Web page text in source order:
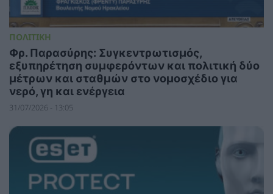
ΠΟΛΙΤΙΚΗ
Φρ. Παρασύρης: Συγκεντρωτισμός,
εξυπηρέτηση συμφερόντων και πολιτική δύο
μέτρων και σταθμών στο νομοσχέδιο για
νερό, γη και ενέργεια
31/07/2026 - 13:05